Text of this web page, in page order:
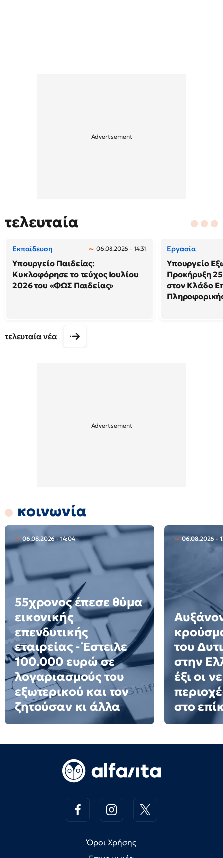
τελευταία
Εκπαίδευση 06.08.2026 - 14:31
Υπουργείο Παιδείας:
Κυκλοφόρησε το τεύχος Ιουλίου
2026 του «ΦΩΣ Παιδείας»
Εργασία
Υπουργείο
Προκήρυξη
στον Κλάδο
τελευταία νέα
κοινωνία
06.08.2026 - 14:04
55χρονος έπεσε θύμα
εικονικής
επενδυτικής
εταιρείας - Έστειλε
100.000 ευρώ σε
λογαριασμούς του
εξωτερικού και τον
ζητούσαν κι άλλα
06.08.2026 -
του
στην
έξι οι
στο
Όροι Χρήσης